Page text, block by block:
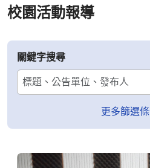
校園活動報導
關鍵字搜尋
更多篩選